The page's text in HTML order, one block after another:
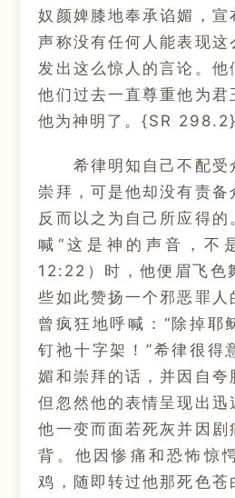
奴颜婢膝地奉承谄媚，宣
声称没有任何人能表现这
发出这么惊人的言论。他
他们过去一直尊重他为君
他为神明了。{SR 298.2}
希律明知自己不配受
崇拜，可是他却没有责备
反而以之为自己所应得
喊“这是神的声音，不
12:22）时，他便眉飞色
些如此赞扬一个邪恶罪人
曾疯狂地呼喊：“除掉耶
钉祂十字架！”希律很得
媚和崇拜的话，并因自夸
但忽然他的表情呈现出迅
他一变而面若死灰并因剧
背。他因惨痛和恐怖惊
鸡，随即转过他那死色苍